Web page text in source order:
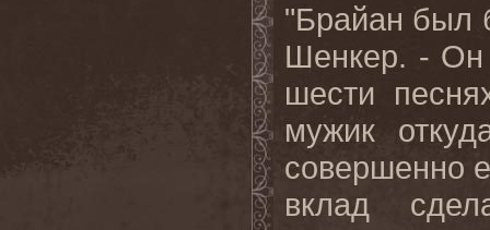
"Брайан был
Шенкер. - Он
шести
мужик
совершенно
вклад